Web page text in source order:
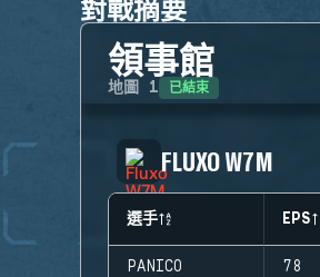
對戰摘要
領事館
地圖 1 已結束
FLUXO W7M
選手 EPS
PANICO 78